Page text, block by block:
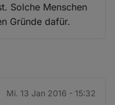
Solche Menschen
Gründe dafür.
Mi. 13 Jan 2016 - 15:32